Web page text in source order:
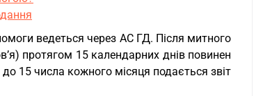
ведеться через АС ГД. Після митного
протягом 15 календарних днів повинен
15 числа кожного місяця подається звіт